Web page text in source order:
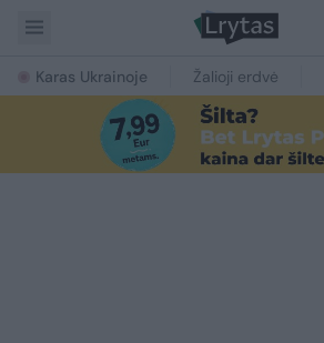
Karas Ukrainoje Žalioji erdvė